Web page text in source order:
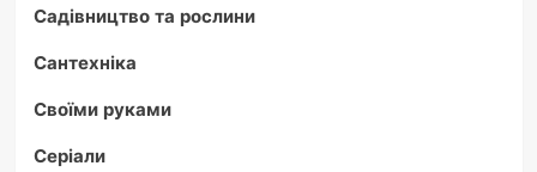
Садівництво та рослини
Сантехніка
Своїми руками
Серіали